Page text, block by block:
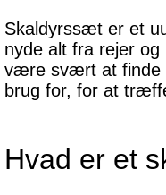
Skaldyrssæt er et
nyde alt fra rejer
være svært at finde
brug for, for at
Hvad er et